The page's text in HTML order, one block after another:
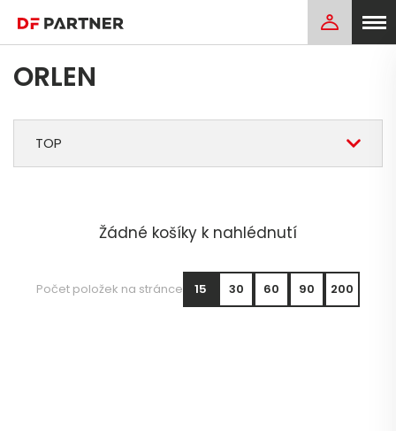
ORLEN
TOP
Žádné košíky k nahlédnutí
Počet položek na stránce 15 30 60 90 200